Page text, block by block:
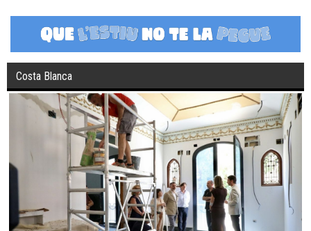
Costa Blanca